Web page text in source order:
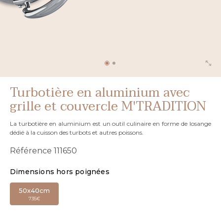
Turbotière en aluminium avec
grille et couvercle M'TRADITION
La turbotière en aluminium est un outil culinaire en forme de losange
dédié à la cuisson des turbots et autres poissons.
Référence 111650
Dimensions hors poignées
50x40cm
735€